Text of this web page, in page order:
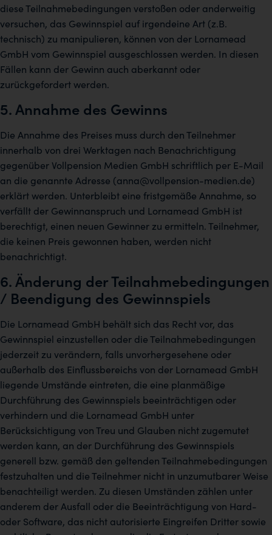
diese Teilnahmebedingungen verstoßen oder anderweitig
versuchen, das Gewinnspiel auf irgendeine Art (z.B.
technisch) zu manipulieren, können von der Lornamead
GmbH vom Gewinnspiel ausgeschlossen werden. In diesen
Fällen kann der Gewinn auch aberkannt oder
zurückgefordert werden.
5. Annahme des Gewinns
Die Annahme des Preises muss durch den Teilnehmer
innerhalb von drei Werktagen nach Benachrichtigung
gegenüber Vollpension Medien GmbH schriftlich per E-Mail
an die genannte Adresse (anna@vollpension-medien.de)
erklärt werden. Unterbleibt eine fristgemäße Annahme, so
verfällt der Gewinnanspruch und Lornamead GmbH ist
berechtigt, einen neuen Gewinner zu ermitteln. Teilnehmer,
die keinen Preis gewonnen haben, werden nicht
benachrichtigt.
6. Änderung der Teilnahmebedingungen
/ Beendigung des Gewinnspiels
Die Lornamead GmbH behält sich das Recht vor, das
Gewinnspiel einzustellen oder die Teilnahmebedingungen
jederzeit zu verändern, falls unvorhergesehene oder
außerhalb des Einflussbereichs von der Lornamead GmbH
liegende Umstände eintreten, die eine planmäßige
Durchführung des Gewinnspiels beeinträchtigen oder
verhindern und die Lornamead GmbH unter
Berücksichtigung von Treu und Glauben nicht zugemutet
werden kann, an der Durchführung des Gewinnspiels
generell bzw. gemäß den geltenden Teilnahmebedingungen
festzuhalten und die Teilnehmer nicht in unzumutbarer Weise
benachteiligt werden. Zu diesen Umständen zählen unter
anderem der Ausfall oder die Beeinträchtigung von Hard-
oder Software, das nicht autorisierte Eingreifen Dritter sowie